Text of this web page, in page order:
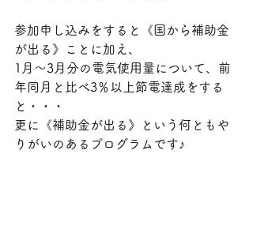
参加申し込みをすると《国から補助金
が出る》ことに加え、
1月～3月分の電気使用量について、前
年同月と比べ3％以上節電達成をする
と・・・
更に《補助金が出る》という何ともや
りがいのあるプログラムです♪